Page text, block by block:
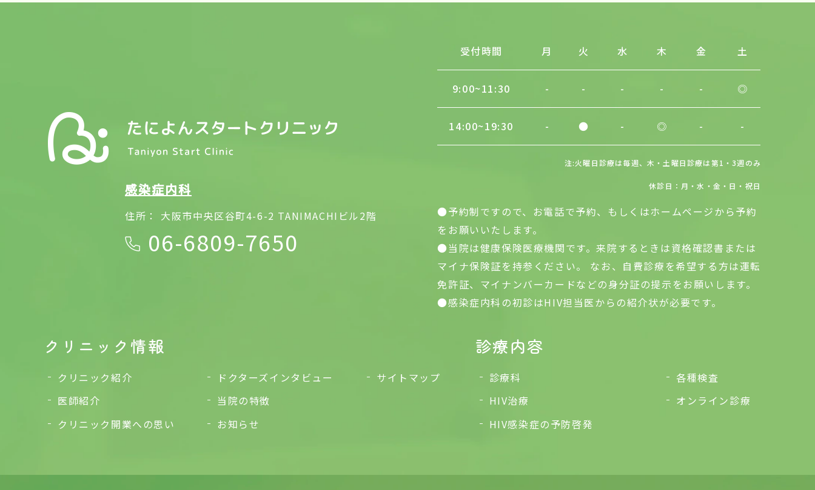
感染症内科
住所： 大阪市中央区谷町4-6-2 TANIMACHIビル2階
06-6809-7650
受付時間 月 火 水 木 金 土
9:00~11:30 - - - - - ◎
14:00~19:30 - ● - ◎ - -
注:火曜日診療は毎週、木・土曜日診療は第1・3週のみ
休診日：月・水・金・日・祝日
●予約制ですので、お電話で予約、もしくはホームページから予約
をお願いいたします。
●当院は健康保険医療機関です。来院するときは資格確認書または
マイナ保険証を持参ください。 なお、自費診療を希望する方は運転
免許証、マイナンバーカードなどの身分証の提示をお願いします。
●感染症内科の初診はHIV担当医からの紹介状が必要です。
クリニック情報
クリニック紹介
医師紹介
クリニック開業への思い
ドクターズインタビュー
当院の特徴
お知らせ
サイトマップ
診療内容
診療科
HIV治療
HIV感染症の予防啓発
各種検査
オンライン診療